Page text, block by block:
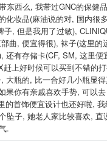
东西么, 我带过GNC的保健
化妆品(麻油说的对, 国内很
子, 但是我用了过敏),
曲, 便宜得很), 袜子(这里的
还有存储卡(CF, SM, 这里便
赶上好时候可以买到不错的
大瓶的, 比一合好几小瓶显
果你有亲戚喜欢手势, 可以去
的首饰便宜设计也还好啦,
坠子, 她老人家比较喜欢, 直
.